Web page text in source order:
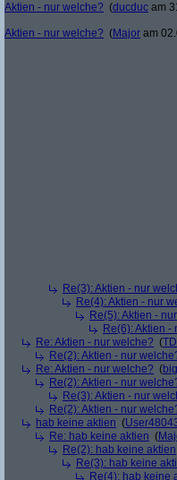
Aktien - nur welche? (ducduc am
Aktien - nur welche? (Major am
Re(3): Aktien - nur
Re(4): Aktien - nur
Re(5): Aktien -
Re(6): Aktien -
Re: Aktien - nur welche? (TDI
Re(2): Aktien - nur
Re: Aktien - nur welche? (
Re(2): Aktien - nur
Re(3): Aktien - nur
Re(2): Aktien - nur
hab keine aktien (
Re: hab keine aktien (
Re(2): hab keine aktien
Re(3): hab keine
Re(4): hab keine